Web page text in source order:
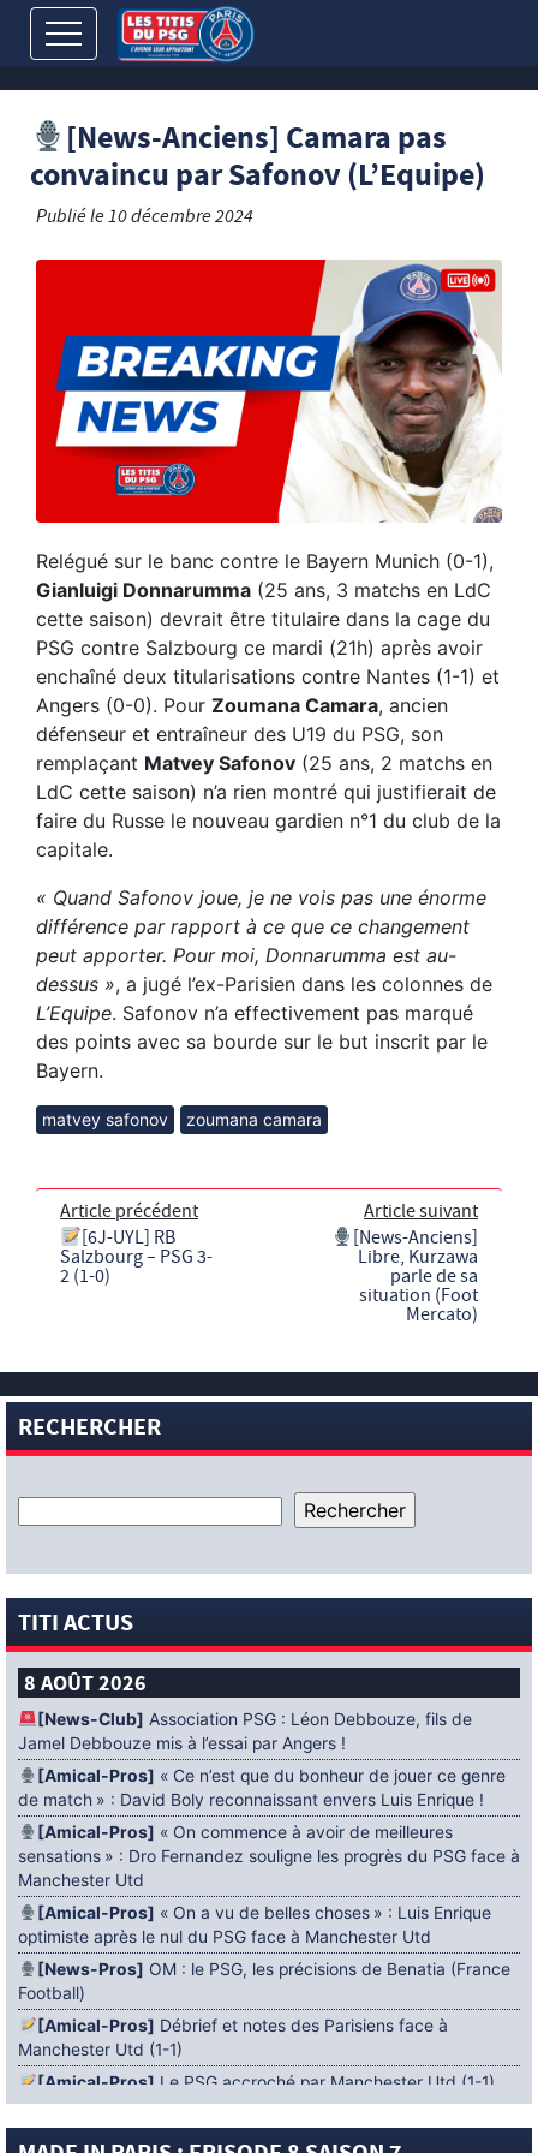
[News-Anciens] Camara pas
convaincu par Safonov (L’Equipe)
Publié le10 décembre 2024
Relégué sur le banc contre le Bayern Munich (0-1),
Gianluigi Donnarumma (25 ans, 3 matchs en LdC
cette saison) devrait être titulaire dans la cage du
PSG contre Salzbourg ce mardi (21h) après avoir
enchaîné deux titularisations contre Nantes (1-1) et
Angers (0-0). Pour Zoumana Camara, ancien
défenseur et entraîneur des U19 du PSG, son
remplaçant Matvey Safonov (25 ans, 2 matchs en
LdC cette saison) n’a rien montré qui justifierait de
faire du Russe le nouveau gardien n°1 du club de la
capitale.
« Quand Safonov joue, je ne vois pas une énorme
différence par rapport à ce que ce changement
peut apporter. Pour moi, Donnarumma est au-
dessus », a jugé l’ex-Parisien dans les colonnes de
L’Equipe. Safonov n’a effectivement pas marqué
des points avec sa bourde sur le but inscrit par le
Bayern.
matvey safonov zoumana camara
Article précédent
[6J-UYL] RB
Salzbourg – PSG 3-
2 (1-0)
Article suivant
[News-Anciens]
Libre, Kurzawa
parle de sa
situation (Foot
Mercato)
RECHERCHER
TITI ACTUS
8 AOÛT 2026
[News-Club] Association PSG : Léon Debbouze, fils de
Jamel Debbouze mis à l’essai par Angers !
[Amical-Pros] « Ce n’est que du bonheur de jouer ce genre
de match » : David Boly reconnaissant envers Luis Enrique !
[Amical-Pros] « On commence à avoir de meilleures
sensations » : Dro Fernandez souligne les progrès du PSG face à
Manchester Utd
[Amical-Pros] « On a vu de belles choses » : Luis Enrique
optimiste après le nul du PSG face à Manchester Utd
[News-Pros] OM : le PSG, les précisions de Benatia (France
Football)
[Amical-Pros] Débrief et notes des Parisiens face à
Manchester Utd (1-1)
[Amical-Pros] Le PSG accroché par Manchester Utd (1-1)